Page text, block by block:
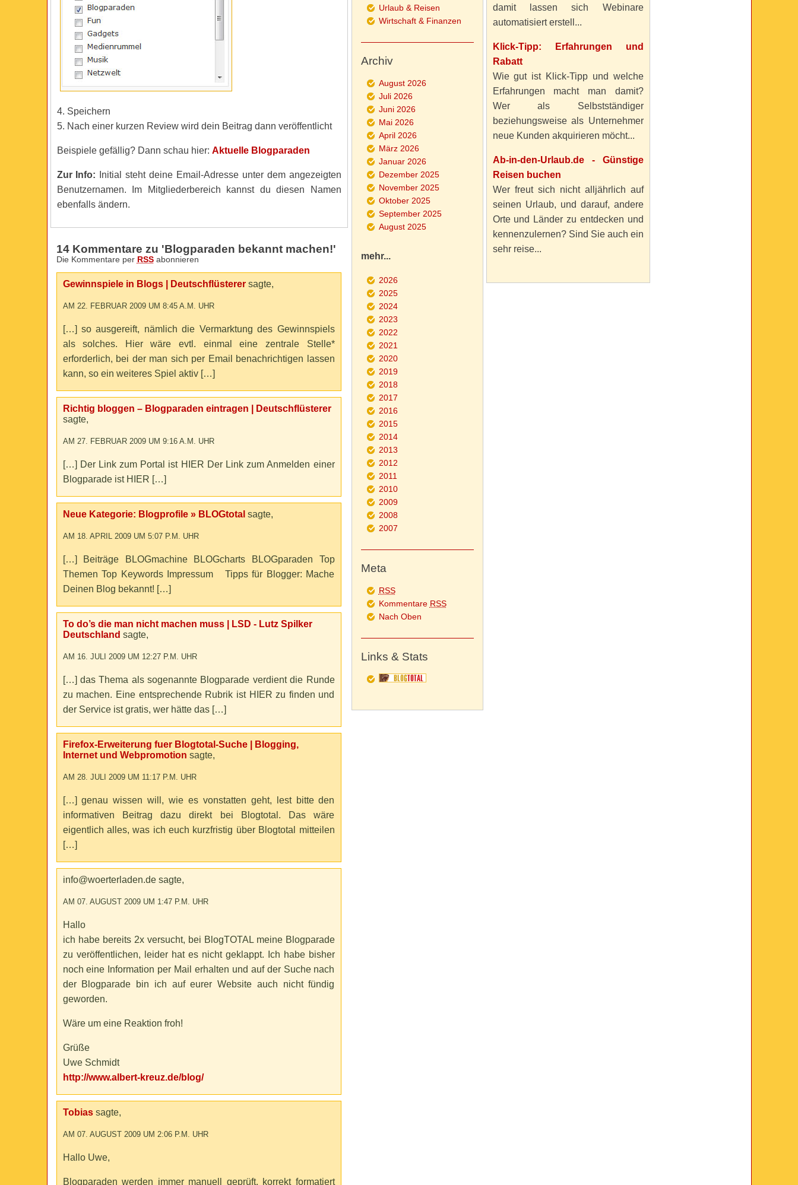
4. Speichern
5. Nach einer kurzen Review wird dein Beitrag dann veröffentlicht
Beispiele gefällig? Dann schau hier: Aktuelle Blogparaden
Zur Info: Initial steht deine Email-Adresse unter dem angezeigten
Benutzernamen. Im Mitgliederbereich kannst du diesen Namen
ebenfalls ändern.
14 Kommentare zu 'Blogparaden bekannt machen!'
Die Kommentare per RSSabonnieren
Gewinnspiele in Blogs | Deutschflüsterersagte,
AM 22. FEBRUAR 2009 UM 8:45 A.M. UHR
[…] so ausgereift, nämlich die Vermarktung des Gewinnspiels
als solches. Hier wäre evtl. einmal eine zentrale Stelle*
erforderlich, bei der man sich per Email benachrichtigen lassen
kann, so ein weiteres Spiel aktiv […]
Richtig bloggen – Blogparaden eintragen | Deutschflüsterer
sagte,
AM 27. FEBRUAR 2009 UM 9:16 A.M. UHR
[…] Der Link zum Portal ist HIER Der Link zum Anmelden einer
Blogparade ist HIER […]
Neue Kategorie: Blogprofile » BLOGtotal sagte,
AM 18. APRIL 2009 UM 5:07 P.M. UHR
[…] Beiträge BLOGmachine BLOGcharts BLOGparaden Top
Themen Top Keywords Impressum Tipps für Blogger: Mache
Deinen Blog bekannt! […]
To do’s die man nicht machen muss | LSD - Lutz Spilker
Deutschland sagte,
AM 16. JULI 2009 UM 12:27 P.M. UHR
[…] das Thema als sogenannte Blogparade verdient die Runde
zu machen. Eine entsprechende Rubrik ist HIER zu finden und
der Service ist gratis, wer hätte das […]
Firefox-Erweiterung fuer Blogtotal-Suche | Blogging,
Internet und Webpromotion sagte,
AM 28. JULI 2009 UM 11:17 P.M. UHR
[…] genau wissen will, wie es vonstatten geht, lest bitte den
informativen Beitrag dazu direkt bei Blogtotal. Das wäre
eigentlich alles, was ich euch kurzfristig über Blogtotal mitteilen
[…]
info@woerterladen.de sagte,
AM 07. AUGUST 2009 UM 1:47 P.M. UHR
Hallo
ich habe bereits 2x versucht, bei BlogTOTAL meine Blogparade
zu veröffentlichen, leider hat es nicht geklappt. Ich habe bisher
noch eine Information per Mail erhalten und auf der Suche nach
der Blogparade bin ich auf eurer Website auch nicht fündig
geworden.
Wäre um eine Reaktion froh!
Grüße
Uwe Schmidt
http://www.albert-kreuz.de/blog/
Tobiassagte,
AM 07. AUGUST 2009 UM 2:06 P.M. UHR
Hallo Uwe,
Blogparaden werden immer manuell geprüft, korrekt formatiert
damit lassen sich Webinare
automatisiert erstell...
Klick-Tipp: Erfahrungen und
Rabatt
Wie gut ist Klick-Tipp und welche
Erfahrungen macht man damit?
Wer als Selbstständiger
beziehungsweise als Unternehmer
neue Kunden akquirieren möcht...
Ab-in-den-Urlaub.de - Günstige
Reisen buchen
Wer freut sich nicht alljährlich auf
seinen Urlaub, und darauf, andere
Orte und Länder zu entdecken und
kennenzulernen? Sind Sie auch ein
sehr reise...
Urlaub & Reisen
Wirtschaft & Finanzen
Archiv
August 2026
Juli 2026
Juni 2026
Mai 2026
April 2026
März 2026
Januar 2026
Dezember 2025
November 2025
Oktober 2025
September 2025
August 2025
mehr...
2026
2025
2024
2023
2022
2021
2020
2019
2018
2017
2016
2015
2014
2013
2012
2011
2010
2009
2008
2007
Meta
RSS
Kommentare RSS
Nach Oben
Links & Stats